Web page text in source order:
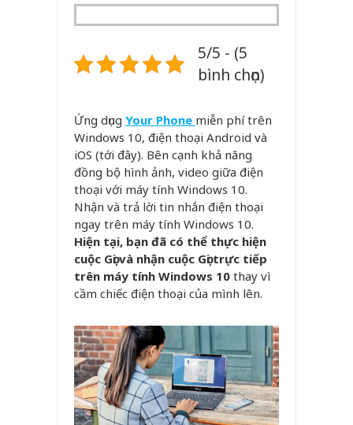
5/5 - (5
bình chọn)
Ứng dụng Your Phone miễn phí trên
Windows 10, điện thoại Android và
iOS (tới đây). Bên cạnh khả năng
đồng bộ hình ảnh, video giữa điện
thoại với máy tính Windows 10.
Nhận và trả lời tin nhắn điện thoại
ngay trên máy tính Windows 10.
Hiện tại, bạn đã có thể thực hiện
cuộc Gọi và nhận cuộc Gọi trực tiếp
trên máy tính Windows 10 thay vì
cầm chiếc điện thoại của mình lên.